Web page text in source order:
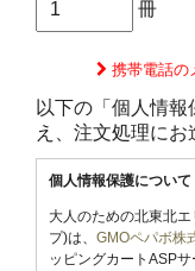
冊
携帯電話の
以下の「個人情
え、注文処理にお
個人情報保護について
大人のための北東北
プ)は、 GMOペパボ株
ッピングカートASP